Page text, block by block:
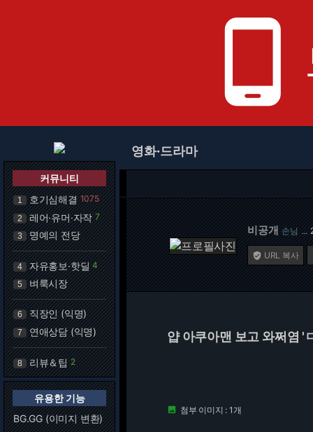
phone_android
커뮤니티
1 호기심해결 1075
2 레어·유머·자작 7
3 명예의 전당
4 자유홍보·핫딜 4
5 벼룩시장
6 직장인 (익명)
7 연애상담 (익명)
8 리뷰＆팁 2
유용한 기능
BG.GG (이미지 변환)
영화·드라마
비공개 손님 …
 URL 복사
얍 아쿠아맨 보고 와쩌염 '
 첨부 이미지 : 1개